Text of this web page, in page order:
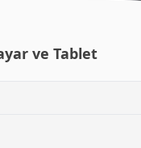
ve Tablet